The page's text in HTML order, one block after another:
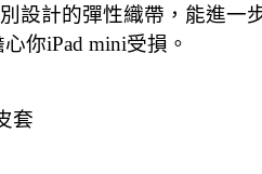
設計的彈性織帶，能進一
你iPad mini受損。
套